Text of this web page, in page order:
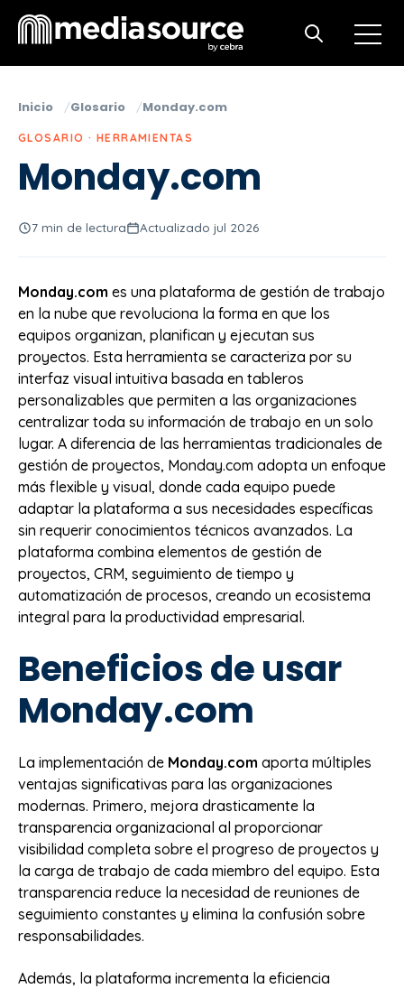
Open
Open search
Inicio Glosario Monday.com
GLOSARIO · HERRAMIENTAS
Monday.com
7 min de lectura Actualizado jul 2026
Monday.com es una plataforma de gestión de trabajo
en la nube que revoluciona la forma en que los
equipos organizan, planifican y ejecutan sus
proyectos. Esta herramienta se caracteriza por su
interfaz visual intuitiva basada en tableros
personalizables que permiten a las organizaciones
centralizar toda su información de trabajo en un solo
lugar. A diferencia de las herramientas tradicionales de
gestión de proyectos, Monday.com adopta un enfoque
más flexible y visual, donde cada equipo puede
adaptar la plataforma a sus necesidades específicas
sin requerir conocimientos técnicos avanzados. La
plataforma combina elementos de gestión de
proyectos, CRM, seguimiento de tiempo y
automatización de procesos, creando un ecosistema
integral para la productividad empresarial.
Beneficios de usar
Monday.com
La implementación de Monday.com aporta múltiples
ventajas significativas para las organizaciones
modernas. Primero, mejora drasticamente la
transparencia organizacional al proporcionar
visibilidad completa sobre el progreso de proyectos y
la carga de trabajo de cada miembro del equipo. Esta
transparencia reduce la necesidad de reuniones de
seguimiento constantes y elimina la confusión sobre
responsabilidades.
Además, la plataforma incrementa la eficiencia